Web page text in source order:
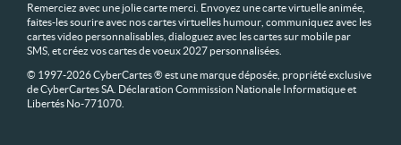
Remerciez avec une jolie carte merci. Envoyez une carte virtuelle animée,
faites-les sourire avec nos cartes virtuelles humour, communiquez avec les
cartes video personnalisables, dialoguez avec les cartes sur mobile par
SMS, et créez vos cartes de voeux 2027 personnalisées.
© 1997-2026 CyberCartes ® est une marque déposée, propriété exclusive
de CyberCartes SA. Déclaration Commission Nationale Informatique et
Libertés No-771070.